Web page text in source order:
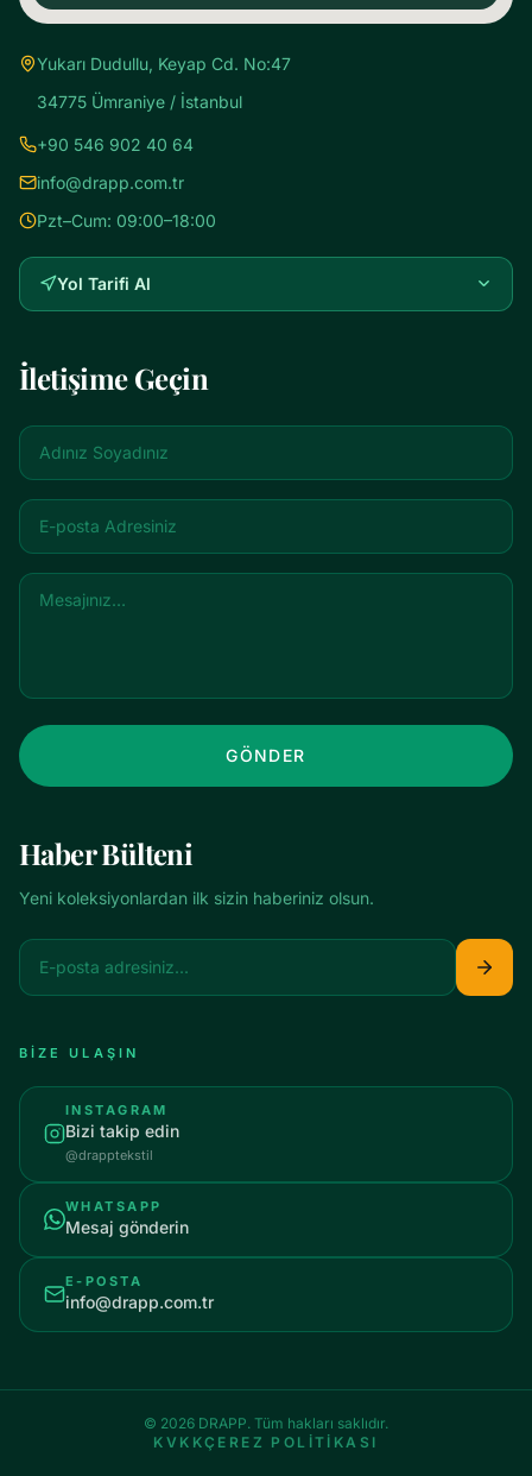
Yukarı Dudullu, Keyap Cd. No:47
34775 Ümraniye / İstanbul
+90 546 902 40 64
info@drapp.com.tr
Pzt–Cum: 09:00–18:00
Yol Tarifi Al
İletişime Geçin
GÖNDER
Haber Bülteni
Yeni koleksiyonlardan ilk sizin haberiniz olsun.
BİZE ULAŞIN
INSTAGRAM
Bizi takip edin
@drapptekstil
WHATSAPP
Mesaj gönderin
E-POSTA
info@drapp.com.tr
© 2026 DRAPP. Tüm hakları saklıdır.
KVKKÇEREZ POLİTİKASI